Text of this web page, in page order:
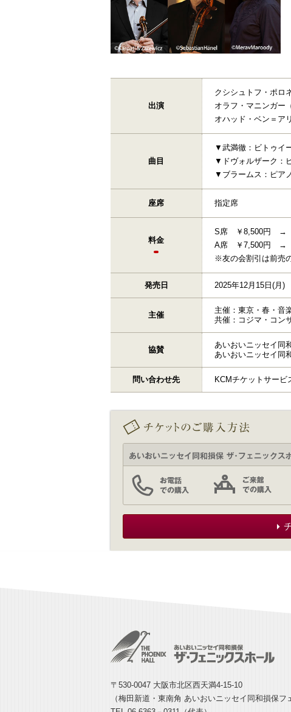
出演
クシシュトフ・ポ
オラフ・マニンガー
オハッド・ベン＝ア
曲目
▼武満徹：ビトゥイ
▼ドヴォルザーク
▼ブラームス：ピア
座席 指定席
料金
S席 ￥8,500円 →
A席 ￥7,500円 →
※友の会割引は前売
発売日 2025年12月15日(月)
主催
主催：東京・春・音
共催：コジマ・コン
協賛
あいおいニッセイ同
あいおいニッセイ同
問い合わせ先 KCMチケットサー
〒530-0047 大阪市北区西天満4-15-10
（梅田新道・東南角 あいおいニッセイ同和損保フ